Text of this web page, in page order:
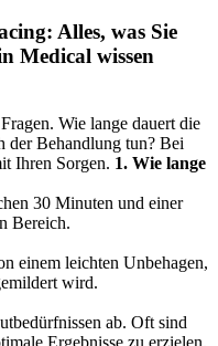
Alles, was Sie
Medical wissen
Wie lange dauert die
der Behandlung tun? Bei
Ihren Sorgen. 1. Wie lange
30 Minuten und einer
Bereich.
einem leichten Unbehagen,
wird.
ab. Oft sind
Ergebnisse zu erzielen.